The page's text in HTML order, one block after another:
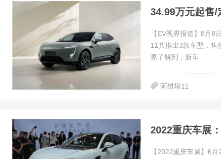
34.99万元起售/
【EV视界报道】8月
11共推出3款车型，售
界了解到，新车
阿维塔11
2022重庆车展
【2022重庆车展】6